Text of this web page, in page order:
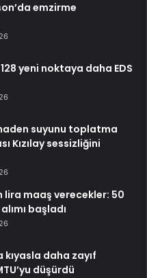
emzirme
yeni noktaya daha EDS
suyunu toplatma
Kızılay sessizliğini
lira maaş verecekler: 50
başladı
daha zayıf
düşürdü